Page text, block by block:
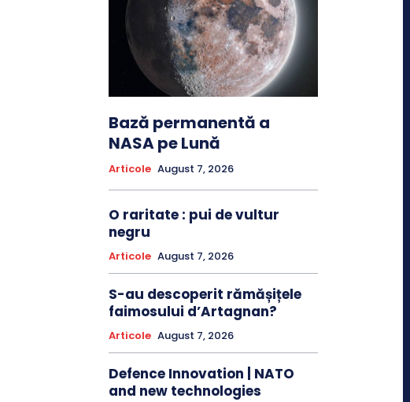
Bază permanentă a
NASA pe Lună
Articole August 7, 2026
O raritate : pui de vultur
negru
Articole August 7, 2026
S-au descoperit rămășițele
faimosului d’Artagnan?
Articole August 7, 2026
Defence Innovation | NATO
and new technologies